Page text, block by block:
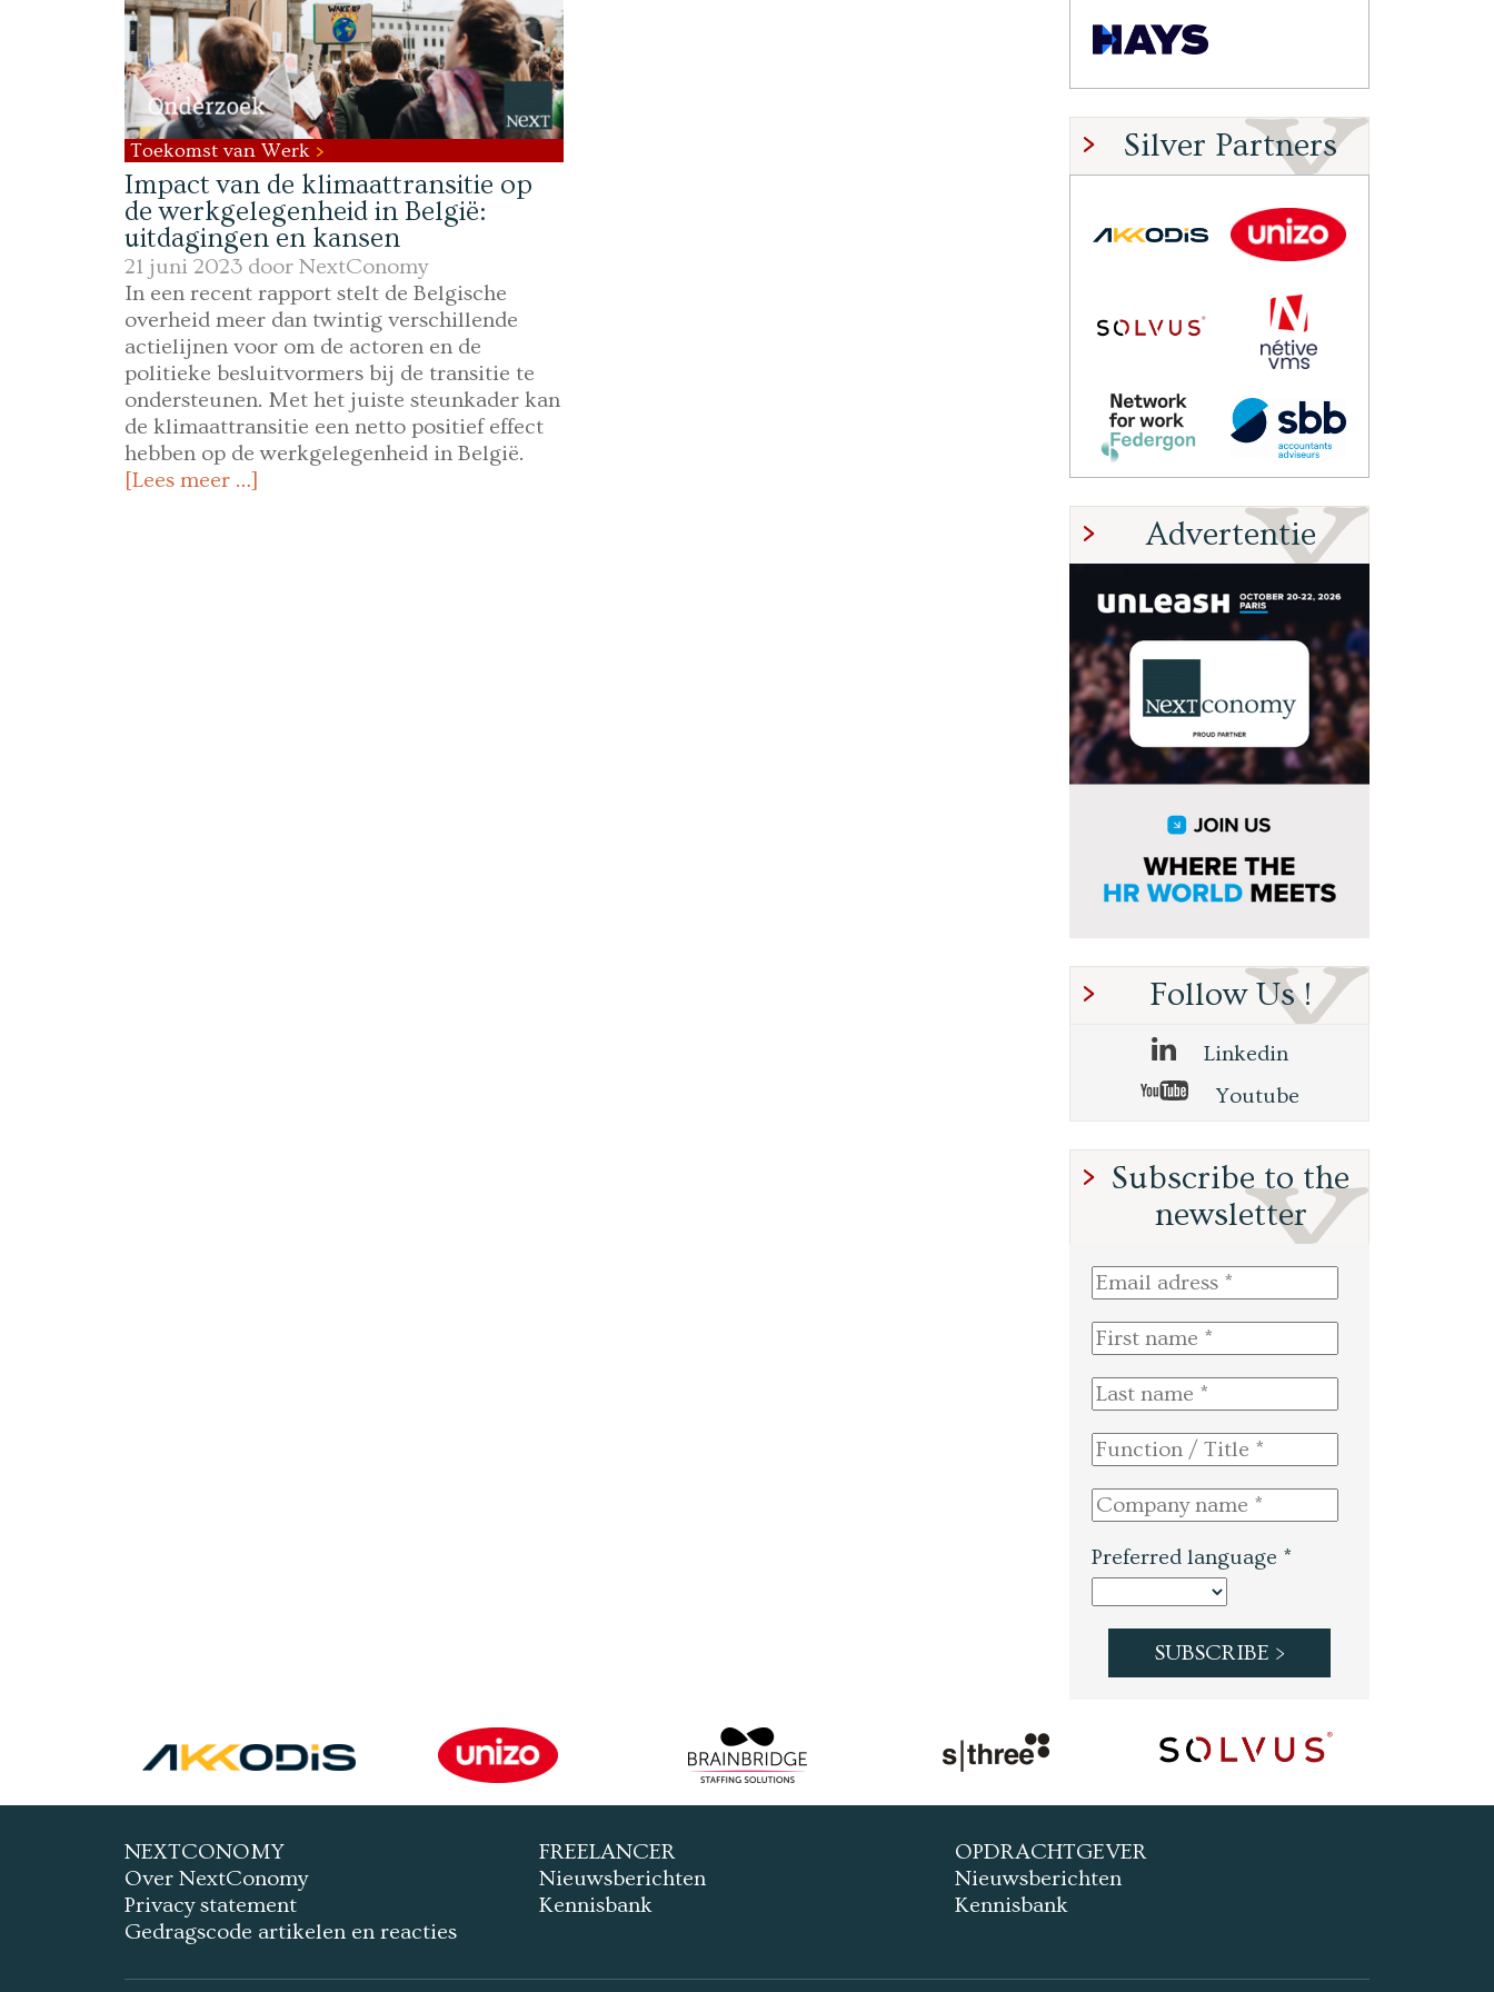
Toekomst van Werk
Impact van de klimaattransitie op
de werkgelegenheid in België:
uitdagingen en kansen
21 juni 2023 door NextConomy
In een recent rapport stelt de Belgische
overheid meer dan twintig verschillende
actielijnen voor om de actoren en de
politieke besluitvormers bij de transitie te
ondersteunen. Met het juiste steunkader kan
de klimaattransitie een netto positief effect
hebben op de werkgelegenheid in België.
[Lees meer …]
Silver Partners
Advertentie
Follow Us !
Linkedin
Youtube
Subscribe to the
newsletter
Preferred language *
NEXTCONOMY
Over NextConomy
Privacy statement
Gedragscode artikelen en reacties
FREELANCER
Nieuwsberichten
Kennisbank
OPDRACHTGEVER
Nieuwsberichten
Kennisbank